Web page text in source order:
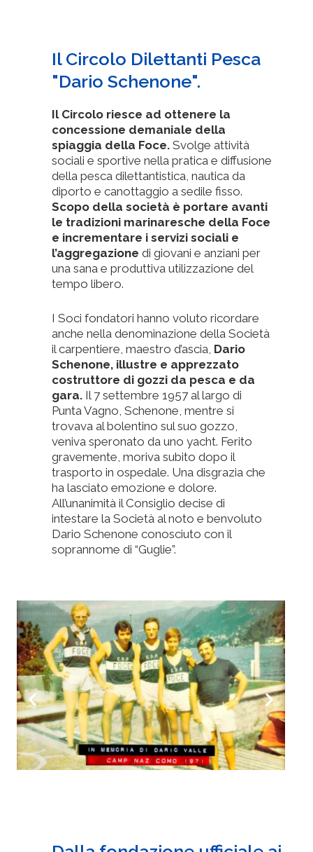
Il Circolo Dilettanti Pesca
"Dario Schenone".
Il Circolo riesce ad ottenere la
concessione demaniale della
spiaggia della Foce. Svolge attività
sociali e sportive nella pratica e diffusione
della pesca dilettantistica, nautica da
diporto e canottaggio a sedile fisso.
Scopo della società è portare avanti
le tradizioni marinaresche della Foce
e incrementare i servizi sociali e
l’aggregazione di giovani e anziani per
una sana e produttiva utilizzazione del
tempo libero.
I Soci fondatori hanno voluto ricordare
anche nella denominazione della Società
il carpentiere, maestro d’ascia, Dario
Schenone, illustre e apprezzato
costruttore di gozzi da pesca e da
gara. Il 7 settembre 1957 al largo di
Punta Vagno, Schenone, mentre si
trovava al bolentino sul suo gozzo,
veniva speronato da uno yacht. Ferito
gravemente, moriva subito dopo il
trasporto in ospedale. Una disgrazia che
ha lasciato emozione e dolore.
All’unanimità il Consiglio decise di
intestare la Società al noto e benvoluto
Dario Schenone conosciuto con il
soprannome di “Guglie”.